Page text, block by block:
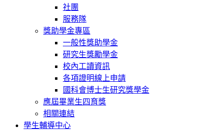
社團
服務隊
獎助學金專區
一般性獎助學金
研究生獎勵學金
校內工讀資訊
各項證明線上申請
國科會博士生研究獎學金
應屆畢業生四育獎
相關連結
學生輔導中心